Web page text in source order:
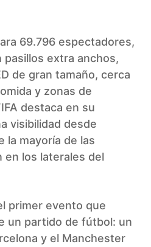
69.796 espectadores,
extra anchos,
de gran tamaño, cerca
y zonas de
destaca en su
visibilidad desde
la mayoría de las
en los laterales del
primer evento que
un partido de fútbol: un
y el Manchester